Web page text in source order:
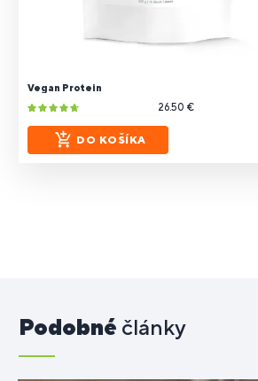
Vegan Protein
26.50 €
DO KOŠÍKA
Podobné články